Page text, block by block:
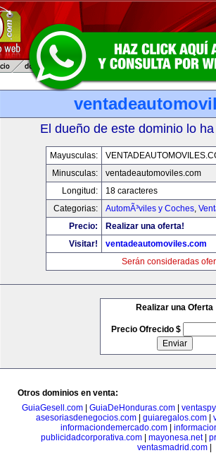
El dueño de este dominio lo
Mayusculas:
Minusculas:
ventadeautomoviles.com
Longitud:
18 caracteres
Categorias:
AutomÃ³viles y Coches,
Precio:
Realizar una oferta!
Visitar!
ventadeautomoviles.com
Serán consideradas
Realizar una Oferta
Precio Ofrecido $
Otros dominios en venta:
GuiaGesell.com| GuiaDeHonduras.com|
asesoriasdenegocios.com
guiaregalos.com
informaciondemercado.com|
publicidadcorporativa.com
mayonesa.net|
ventasmadrid.com